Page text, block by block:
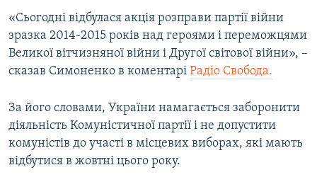
«Сьогодні відбулася акція розправи партії війни
зразка 2014-2015 років над героями і переможцями
Великої вітчизняної війни і Другої світової війни», –
сказав Симоненко в коментарі Радіо Свобода.
За його словами, України намагається заборонити
діяльність Комуністичної партії і не допустити
комуністів до участі в місцевих виборах, які мають
відбутися в жовтні цього року.